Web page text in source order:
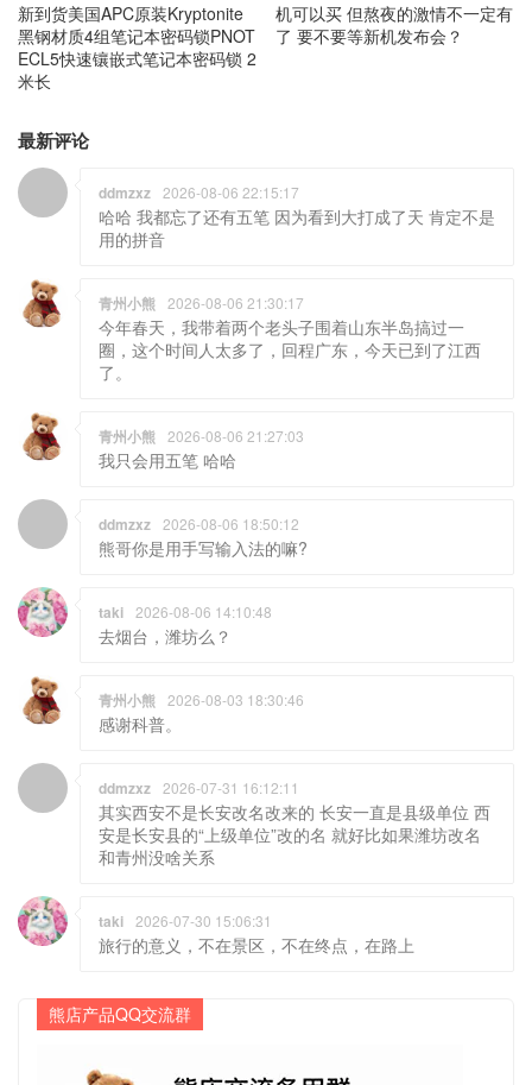
新到货美国APC原装Kryptonite
黑钢材质4组笔记本密码锁PNOT
ECL5快速镶嵌式笔记本密码锁 2
米长
机可以买 但熬夜的激情不一定有
了 要不要等新机发布会？
最新评论
ddmzxz 2026-08-06 22:15:17
哈哈 我都忘了还有五笔 因为看到大打成了天 肯定不是
用的拼音
青州小熊 2026-08-06 21:30:17
今年春天，我带着两个老头子围着山东半岛搞过一
圈，这个时间人太多了，回程广东，今天已到了江西
了。
青州小熊 2026-08-06 21:27:03
我只会用五笔 哈哈
ddmzxz 2026-08-06 18:50:12
熊哥你是用手写输入法的嘛?
taki 2026-08-06 14:10:48
去烟台，潍坊么？
青州小熊 2026-08-03 18:30:46
感谢科普。
ddmzxz 2026-07-31 16:12:11
其实西安不是长安改名改来的 长安一直是县级单位 西
安是长安县的“上级单位”改的名 就好比如果潍坊改名
和青州没啥关系
taki 2026-07-30 15:06:31
旅行的意义，不在景区，不在终点，在路上
熊店产品QQ交流群